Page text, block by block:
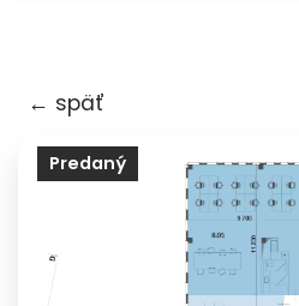
← späť
Predaný